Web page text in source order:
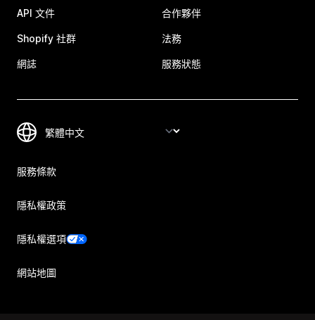
API 文件
Shopify 社群
網誌
合作夥伴
法務
服務狀態
服務條款
隱私權政策
隱私權選項
網站地圖